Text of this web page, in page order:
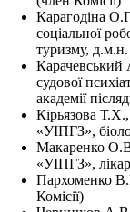
Карагодіна
соціальної
туризму, д.м.н.
Карачевський
судової
академії
Кірьязова Т.Х.,
«УІПГЗ»,
Макаренко
«УІПГЗ»,
Пархоменко
Комісії)